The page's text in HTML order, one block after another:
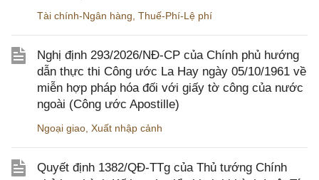
Tài chính-Ngân hàng Thuế-Phí-Lệ phí
Nghị định 293/2026/NĐ-CP của Chính phủ hướng
dẫn thực thi Công ước La Hay ngày 05/10/1961 về
miễn hợp pháp hóa đối với giấy tờ công của nước
ngoài (Công ước Apostille)
Ngoại giao Xuất nhập cảnh
Quyết định 1382/QĐ-TTg của Thủ tướng Chính